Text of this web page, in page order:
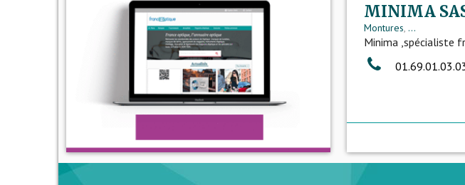
MINIMA
Montures ...
Minima ,spécialiste